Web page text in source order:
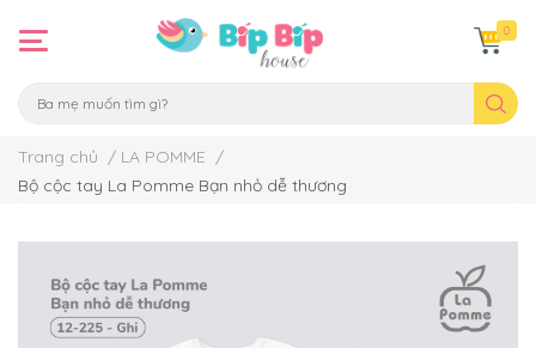
0
Trang chủ / LA POMME /
Bộ cộc tay La Pomme Bạn nhỏ dễ thương